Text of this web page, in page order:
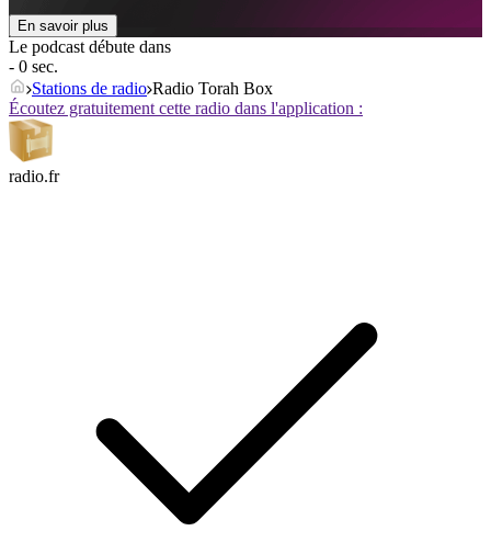
En savoir plus
Le podcast débute dans
- 0 sec.
Stations de radio Radio Torah Box
Écoutez gratuitement cette radio dans l'application :
radio.fr